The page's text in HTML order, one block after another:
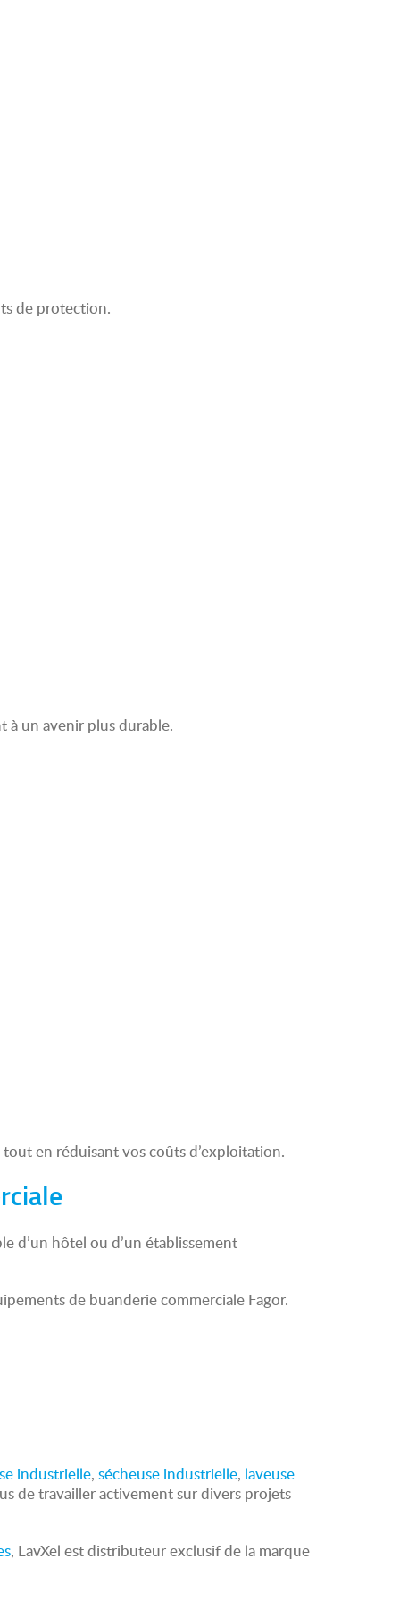
de protection.
à un avenir plus durable.
en réduisant vos coûts d’exploitation.
d’un hôtel ou d’un établissement
de buanderie commerciale Fagor.
industrielle, sécheuse industrielle, laveuse
de travailler activement sur divers projets
, LavXel est distributeur exclusif de la marque